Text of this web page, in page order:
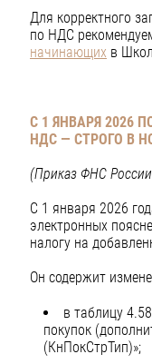
Для корректного
по НДС
начинающих в
С 1 ЯНВАРЯ 2026
НДС — СТРОГО В
(Приказ ФНС
С 1 января 2026
электронных
налогу на
Он содержит
в таблицу
покупок
(КнПокСтрТип)»;